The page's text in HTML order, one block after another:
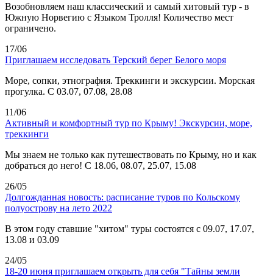
Возобновляем наш классический и самый хитовый тур - в
Южную Норвегию с Языком Тролля! Количество мест
ограничено.
17/06
Приглашаем исследовать Терский берег Белого моря
Море, сопки, этнография. Треккинги и экскурсии. Морская
прогулка. С 03.07, 07.08, 28.08
11/06
Активный и комфортный тур по Крыму! Экскурсии, море,
треккинги
Мы знаем не только как путешествовать по Крыму, но и как
добраться до него! С 18.06, 08.07, 25.07, 15.08
26/05
Долгожданная новость: расписание туров по Кольскому
полуострову на лето 2022
В этом году ставшие "хитом" туры состоятся с 09.07, 17.07,
13.08 и 03.09
24/05
18-20 июня приглашаем открыть для себя "Тайны земли